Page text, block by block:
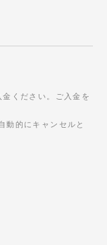
ください。ご入金を
動的にキャンセルと